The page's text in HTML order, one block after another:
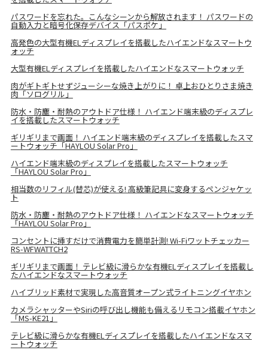
パスワードを忘れた。こんなシーンから解放されます！ パスワードの
自動入力と暗号化保存デバイス「パスポケ」
高発色の大型有機ELディスプレイを搭載したハイエンドなスマートウ
ォッチ
大型有機ELディスプレイを搭載したハイエンドなスマートウォッチ
肉がギトギトせずジューシーな焼き上がりに！ 卓上おひとりさま焼き
肉「ソログリル」
防水・防塵・耐熱のアウトドア仕様！ ハイエンド端末級のディスプレ
イを搭載したスマートウォッチ
ギリギリまで画面！ ハイエンド端末級のディスプレイを搭載したスマ
ートウォッチ「HAYLOU Solar Pro」
ハイエンド端末級のディスプレイを搭載したスマートウォッチ
「HAYLOU Solar Pro」
相当数のリフィル(替芯)が使える! 高級筆記具に変身するペンジャケッ
ト
防水・防塵・耐熱のアウトドア仕様！ ハイエンドなスマートウォッチ
「HAYLOU Solar Pro」
コンセントに挿すだけで消費電力を簡単計測! Wi-Fiワットチェッカー
RS-WFWATTCH2
ギリギリまで画面！ テレビ級に滑らかな有機ELディスプレイを搭載し
たハイエンドなスマートウォッチ
ハイブリッド素材で実現した高音質オープン式ライトニングイヤホン
カメラシャッターやSiriの呼び出し機能も備えるリモコン搭載イヤホン
「MS-KE21」
テレビ級に滑らかな有機ELディスプレイを搭載したハイエンドなスマ
ートウォッチ